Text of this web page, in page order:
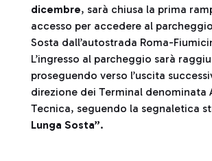
dicembre, sarà chiusa la prima
accesso per accedere al
Sosta dall’autostrada Roma-
L’ingresso al parcheggio sarà
proseguendo verso l’uscita
direzione dei Terminal denominata
Tecnica, seguendo la segnaletica
Lunga Sosta”.